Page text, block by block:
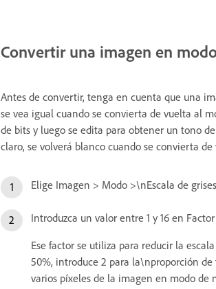
Convertir una imagen en
Antes de convertir, tenga en cuenta que una
se vea igual cuando se convierta de vuelta al
de bits y luego se edita para obtener un tono
claro, se volverá blanco cuando se convierta
Elige Imagen > Modo >\nEscala de
Introduzca un valor entre 1 y 16 en
Ese factor se utiliza para reducir la
50%, introduce 2 para la\nproporción
varios píxeles de la imagen en modo de